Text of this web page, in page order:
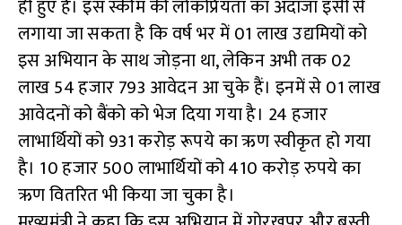
ही हुए है। इस स्कीम की लोकप्रियता का अंदाजा इसी से
लगाया जा सकता है कि वर्ष भर में 01 लाख उद्यमियों को
इस अभियान के साथ जोड़ना था, लेकिन अभी तक 02
लाख 54 हजार 793 आवेदन आ चुके हैं। इनमें से 01 लाख
आवेदनों को बैंको को भेज दिया गया है। 24 हजार
लाभार्थियों को 931 करोड़ रूपये का ऋण स्वीकृत हो गया
है। 10 हजार 500 लाभार्थियों को 410 करोड़ रुपये का
ऋण वितरित भी किया जा चुका है।